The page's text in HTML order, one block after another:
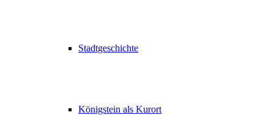
Stadtgeschichte
Königstein als Kurort